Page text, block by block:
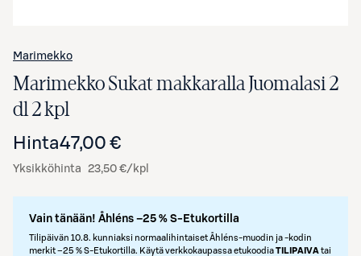
Marimekko
Marimekko Sukat makkaralla Juomalasi 2
dl 2 kpl
Hinta47,00 €
Yksikköhinta 23,50 €/kpl
Vain tänään! Åhléns –25 % S-Etukortilla
Tilipäivän 10.8. kunniaksi normaalihintaiset Åhléns-muodin ja -kodin
merkit –25 % S‑Etukortilla. Käytä verkkokaupassa etukoodiaTILIPAIVAtai